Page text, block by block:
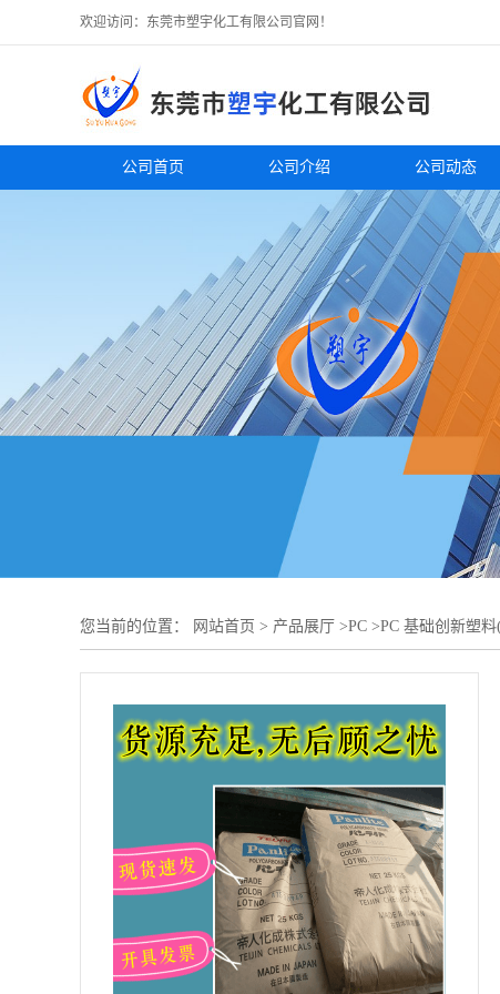
欢迎访问：东莞市塑宇化工有限公司官网！
公司首页 公司介绍 公司动态
您当前的位置： 网站首页 > 产品展厅 >PC >PC 基础创新塑